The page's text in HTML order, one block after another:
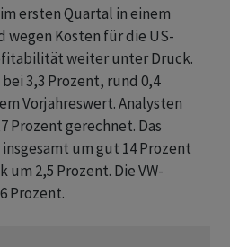
ersten Quartal in einem
wegen Kosten für die US-
weiter unter Druck.
3,3 Prozent, rund 0,4
Vorjahreswert. Analysten
Prozent gerechnet. Das
um gut 14 Prozent
um 2,5 Prozent. Die VW-
Prozent.